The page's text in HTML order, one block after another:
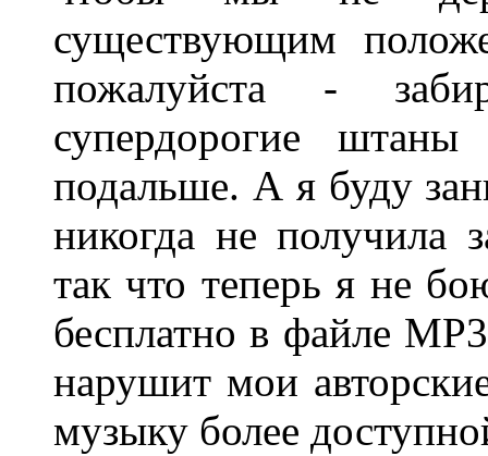
существующим
пожалуйста -
супердорогие
подальше. А я буду
никогда не получила
так что теперь я не
бесплатно в файле
нарушит мои
музыку более